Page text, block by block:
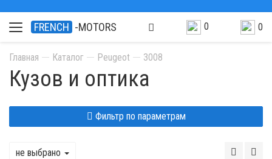
FRENCH -MOTORS 0 0
Главная Каталог Peugeot 3008
Кузов и оптика
Фильтр по параметрам
не выбрано